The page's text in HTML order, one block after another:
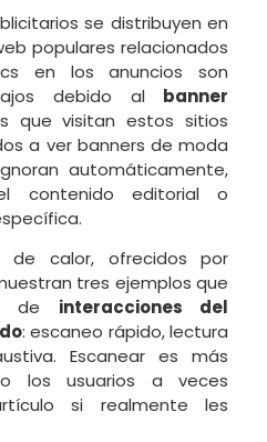
se distribuyen en
populares relacionados
en los anuncios son
debido al banner
que visitan estos sitios
a ver banners de moda
automáticamente,
contenido editorial o
de calor, ofrecidos por
tres ejemplos que
de interacciones del
: escaneo rápido, lectura
Escanear es más
los usuarios a veces
si realmente les